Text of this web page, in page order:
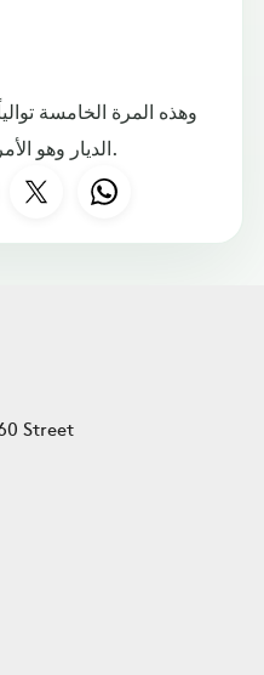
وهذه المرة الخامسة
الديار وهو الأمر الذي لم يحدث منذ عام 1984.
Street